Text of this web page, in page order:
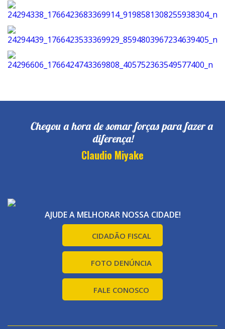
Chegou a hora de somar forças para fazer a
diferença!
Claudio Miyake
AJUDE A MELHORAR NOSSA CIDADE!
CIDADÃO FISCAL
FOTO DENÚNCIA
FALE CONOSCO